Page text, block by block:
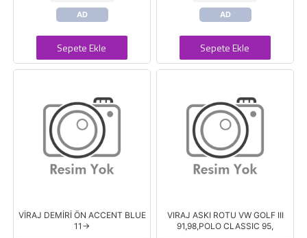
AD
Sepete Ekle
AD
Sepete Ekle
VİRAJ DEMİRİ ÖN ACCENT BLUE
11->
VIRAJ ASKI ROTU VW GOLF III
91,98,POLO CLASSIC 95,